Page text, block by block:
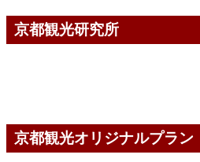
京都観光研究所
京都観光オリジナルプラン